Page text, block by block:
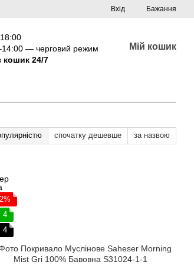
Вхід Бажання
— черговий режим
кошик 24/7
Мій кошик
спочатку дешевше за назвою
4
4